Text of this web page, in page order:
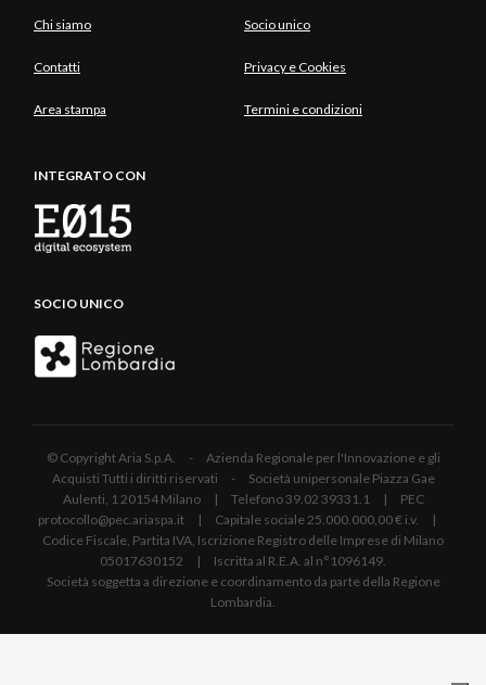
Chi siamo Socio unico
Contatti Privacy e Cookies
Area stampa Termini e condizioni
INTEGRATO CON
SOCIO UNICO
© Copyright Aria S.p.A. - Azienda Regionale per l'Innovazione e gli
Acquisti Tutti i diritti riservati - Società unipersonale Piazza Gae
Aulenti, 1 20154 Milano | Telefono 39.02 39331.1 | PEC
protocollo@pec.ariaspa.it | Capitale sociale 25.000.000,00 € i.v. |
Codice Fiscale, Partita IVA, Iscrizione Registro delle Imprese di Milano
05017630152 | Iscritta al R.E.A. al n°1096149.
Società soggetta a direzione e coordinamento da parte della Regione
Lombardia.